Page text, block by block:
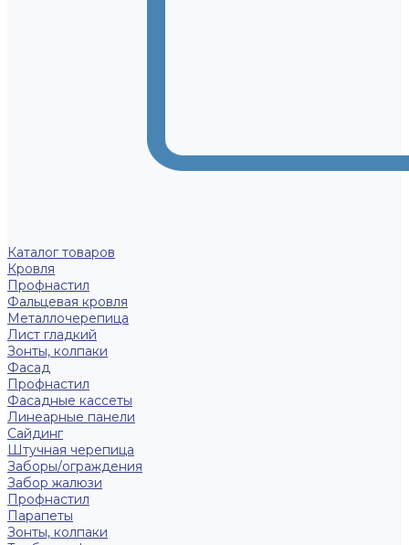
Каталог товаров
Кровля
Профнастил
Фальцевая кровля
Металлочерепица
Лист гладкий
Зонты, колпаки
Фасад
Профнастил
Фасадные кассеты
Линеарные панели
Сайдинг
Штучная черепица
Заборы/ограждения
Забор жалюзи
Профнастил
Парапеты
Зонты, колпаки